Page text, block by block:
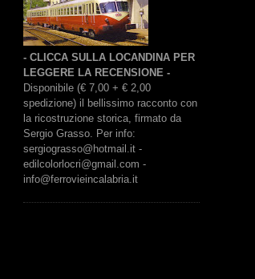
- CLICCA SULLA LOCANDINA PER
LEGGERE LA RECENSIONE -
Disponibile (€ 7,00 + € 2,00
spedizione) il bellissimo racconto con
la ricostruzione storica, firmato da
Sergio Grasso. Per info:
sergiograsso@hotmail.it -
edilcolorlocri@gmail.com -
info@ferrovieincalabria.it